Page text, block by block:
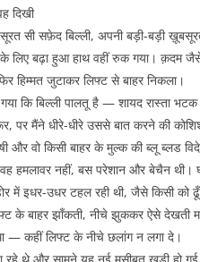
दिखी
सी सफ़ेद बिल्ली, अपनी बड़ी-बड़ी
लिए बढ़ा हुआ हाथ वहीं रुक गया। क़दम
हिम्मत जुटाकर लिफ्ट से बाहर निकला।
कि बिल्ली पालतू है — शायद रास्ता
पर मैंने धीरे-धीरे उससे बात करने की
और वो किसी बाहर के मुल्क की ब्लू ब्लड
हमलावर नहीं, बस परेशान और बेचैन थी।
में इधर-उधर टहल रही थी, जैसे किसी को
के बाहर झाँकती, नीचे झुककर ऐसे देखती
— कहीं लिफ्ट के नीचे छलांग न लगा दे।